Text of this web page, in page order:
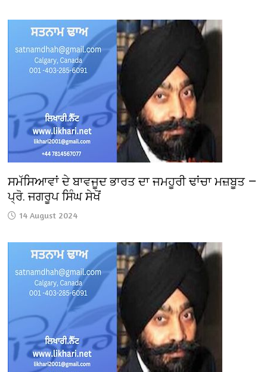
ਸਮੱਸਿਆਵਾਂ ਦੇ ਬਾਵਜੂਦ ਭਾਰਤ ਦਾ ਜਮਹੂਰੀ ਢਾਂਚਾ ਮਜ਼ਬੂਤ —
ਪ੍ਰੋ. ਜਗਰੂਪ ਸਿੰਘ ਸੇਖੋਂ
14 August 2024